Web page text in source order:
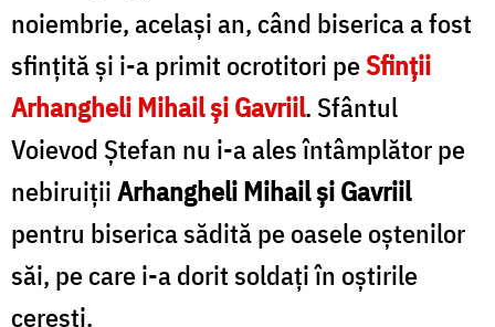
noiembrie, acelaşi an, când biserica a fost
sfinţită şi i-a primit ocrotitori peSfinţii
Arhangheli Mihail şi Gavriil. Sfântul
Voievod Ștefan nu i-a ales întâmplător pe
nebiruiţiiArhangheli Mihail şi Gavriil
pentru biserica sădită pe oasele oștenilor
săi, pe care i-a dorit soldaţi în oştirile
cereşti.